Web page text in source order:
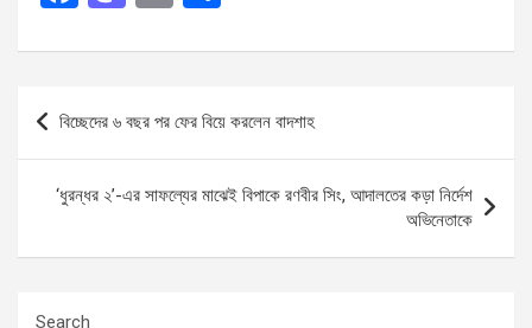
ce
o
o
k
st
d
o
n
ail ar
Post
navigation
বিচ্ছেদের ৬ বছর পর ফের বিয়ে করলেন বাদশাহ
‘ধুরন্ধর ২’-এর সাফল্যের মাঝেই বিপাকে রণবীর সিং, আদালতের কড়া নির্দেশ
অভিনেতাকে
Search